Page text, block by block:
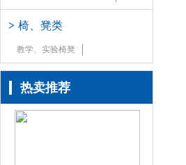
> 椅、凳类
教学、实验椅凳
热卖推荐